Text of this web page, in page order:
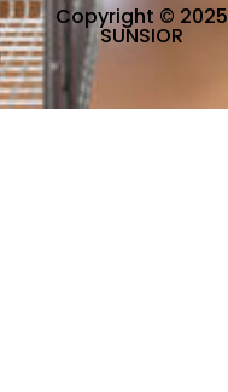
Copyright © 2025
SUNSIOR